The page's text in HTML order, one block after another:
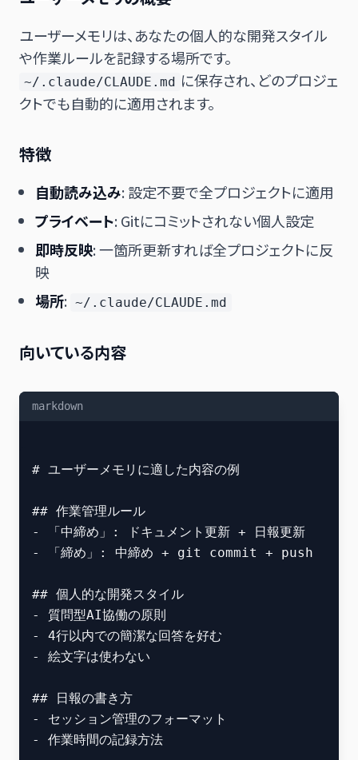
ユーザーメモリは、あなたの個人的な開発スタイル
や作業ルールを記録する場所です。
~/.claude/CLAUDE.md に保存され、どのプロジェ
クトでも自動的に適用されます。
特徴
自動読み込み: 設定不要で全プロジェクトに適用
プライベート: Gitにコミットされない個人設定
即時反映: 一箇所更新すれば全プロジェクトに反
映
場所: ~/.claude/CLAUDE.md
向いている内容
markdown
# ユーザーメモリに適した内容の例
## 作業管理ルール
- 「中締め」: ドキュメント更新 + 日報更新
- 「締め」: 中締め + git commit + push
## 個人的な開発スタイル
- 質問型AI協働の原則
- 4行以内での簡潔な回答を好む
- 絵文字は使わない
## 日報の書き方
- セッション管理のフォーマット